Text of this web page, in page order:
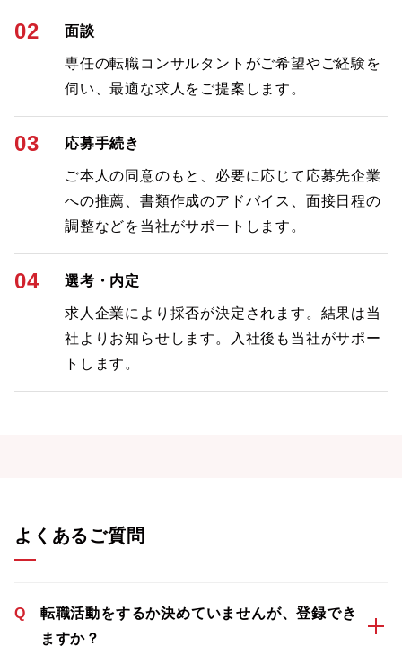
02 面談
専任の転職コンサルタントがご希望やご経験を
伺い、最適な求人をご提案します。
03 応募手続き
ご本人の同意のもと、必要に応じて応募先企業
への推薦、書類作成のアドバイス、面接日程の
調整などを当社がサポートします。
04 選考・内定
求人企業により採否が決定されます。結果は当
社よりお知らせします。入社後も当社がサポー
トします。
よくあるご質問
Q
転職活動をするか決めていませんが、登録でき
ますか？